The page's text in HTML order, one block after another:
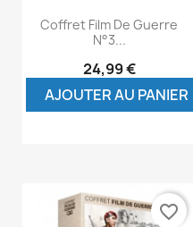
Coffret Film De Guerre
N°3...
24,99 €
AJOUTER AU PANIER
favorite_border